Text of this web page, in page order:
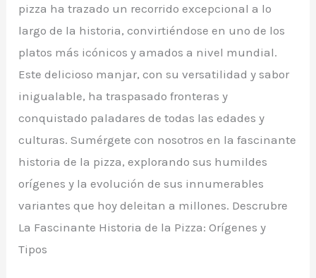
pizza ha trazado un recorrido excepcional a lo
largo de la historia, convirtiéndose en uno de los
platos más icónicos y amados a nivel mundial.
Este delicioso manjar, con su versatilidad y sabor
inigualable, ha traspasado fronteras y
conquistado paladares de todas las edades y
culturas. Sumérgete con nosotros en la fascinante
historia de la pizza, explorando sus humildes
orígenes y la evolución de sus innumerables
variantes que hoy deleitan a millones. Descrubre
La Fascinante Historia de la Pizza: Orígenes y
Tipos